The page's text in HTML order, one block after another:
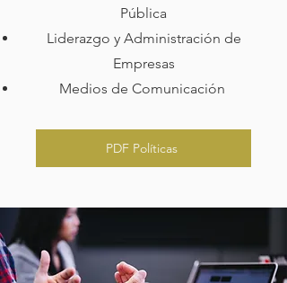
Pública
Liderazgo y Administración de
Empresas
Medios de Comunicación
PDF Políticas